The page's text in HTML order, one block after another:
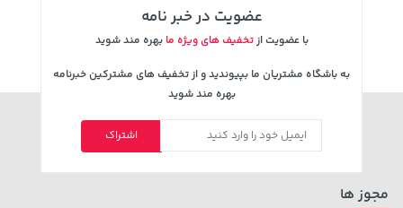
خرید
عضویت در خبر نامه
با عضویت ازتخفیف های ویژه ما بهره مند شوید
به باشگاه مشتریان ما بپیوندید و از تخفیف های مشترکین خبرنامه
بهره مند شوید
اشتراک
مجوز ها